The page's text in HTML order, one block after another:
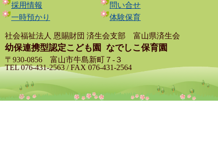
採用情報
問い合せ
一時預かり
体験保育
社会福祉法人 恩賜財団 済生会支部 富山県済生会
幼保連携型認定こども園 なでしこ保育園
〒930-0856 富山市牛島新町７-３
TEL 076-431-2563 / FAX 076-431-2564